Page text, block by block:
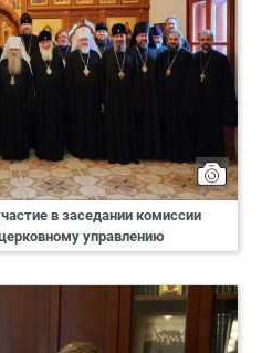
в заседании комиссии
управлению